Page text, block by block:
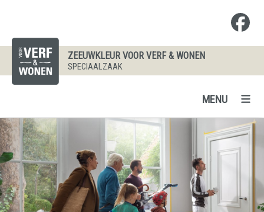
ZEEUWKLEUR VOOR VERF & WONEN
SPECIAALZAAK
MENU